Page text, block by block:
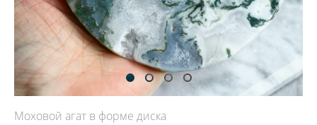
Моховой агат в форме диска